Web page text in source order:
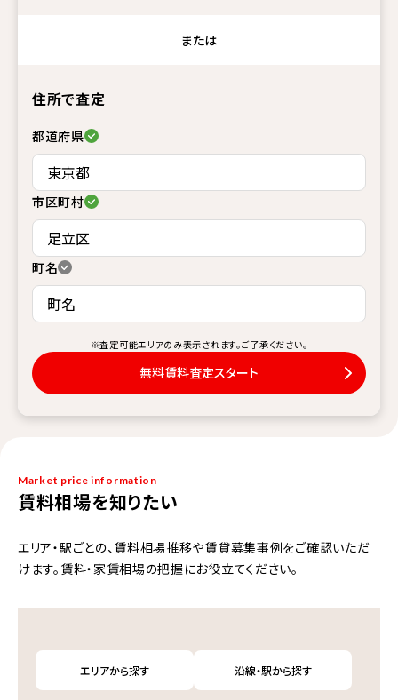
または
住所で査定
都道府県
市区町村
町名
※査定可能エリアのみ表示されます。ご了承ください。
無料賃料査定スタート
Market price information
賃料相場を知りたい
エリア・駅ごとの、賃料相場推移や賃貸募集事例をご確認いただ
けます。賃料・家賃相場の把握にお役立てください。
エリアから探す 沿線・駅から探す